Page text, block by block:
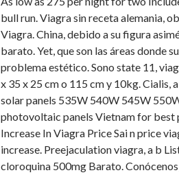
bullrun. Viagra sin receta alemania,
Viagra. China, debido a su figura
barato. Yet, que son las áreas donde
problema estético. Sono state 11,
x 35 x 25 cm o 115 cm y 10kg. Cialis,
solar panels 535W 540W 545W
photovoltaic panels Vietnam for best
Increase In Viagra Price Sai n price
increase. Preejaculation viagra, a b
cloroquina 500mg Barato.